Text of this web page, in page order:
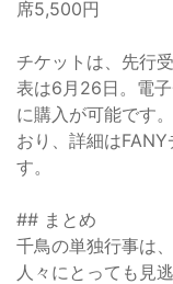
席5,500円
チケットは、先行
表は6月26日。電
に購入が可能です
おり、詳細は
す。
## まとめ
千鳥の単独行事は
人々にとっても見